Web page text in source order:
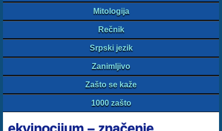
Mitologija
Rečnik
Srpski jezik
Zanimljivo
Zašto se kaže
1000 zašto